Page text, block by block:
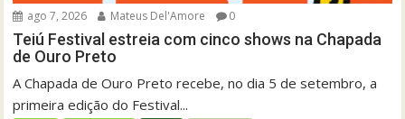
ago 7, 2026 Mateus Del'Amore 0
Teiú Festival estreia com cinco shows na Chapada
de Ouro Preto
A Chapada de Ouro Preto recebe, no dia 5 de setembro, a
primeira edição do Festival...